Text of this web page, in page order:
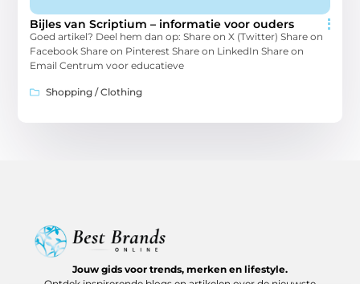
Bijles van Scriptium – informatie voor ouders
Goed artikel? Deel hem dan op: Share on X (Twitter) Share on
Facebook Share on Pinterest Share on LinkedIn Share on
Email Centrum voor educatieve
Shopping / Clothing
Jouw gids voor trends, merken en lifestyle.